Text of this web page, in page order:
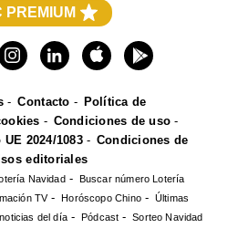
PREMIUM
Contacto
Política de
Condiciones de uso
UE 2024/1083
Condiciones de
editoriales
Navidad
Buscar número Lotería
TV Horóscopo Chino
Últimas
del día Pódcast
Sorteo Navidad
Hoy
Ideal
El Diario Montañés
Todoalicante
Six
WomenNow
AutoScout24